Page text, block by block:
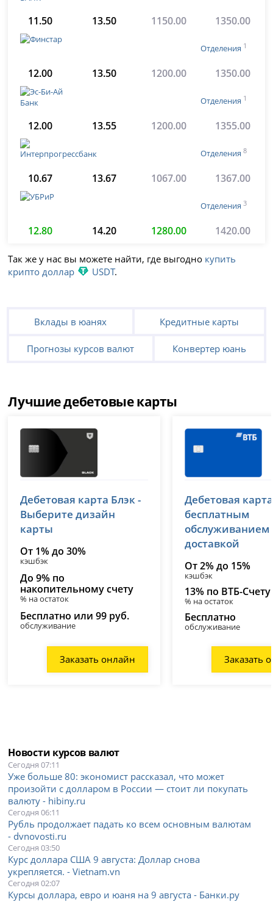
11.50 13.50 1150.00 1350.00
Отделения 1
12.00 13.50 1200.00 1350.00
Отделения 1
12.00 13.55 1200.00 1355.00
Отделения 8
10.67 13.67 1067.00 1367.00
Отделения 3
12.80 14.20 1280.00 1420.00
Так же у нас вы можете найти, где выгодно купить
крипто доллар
USDT.
Вклады в юанях Кредитные карты
Прогнозы курсов валют Конвертер юань
Лучшие дебетовые карты
лицензия № 2673
Дебетовая карта Блэк -
Выберите дизайн
карты
От 1% до 30%
кэшбэк
До 9% по
накопительному счету
% на остаток
Бесплатно или 99 руб.
обслуживание
Заказать онлайн
лицензия № 1000
Дебетовая
бесплатным
обслуживанием
доставкой
От 2% до 15%
кэшбэк
13% по ВТБ-Счету
% на остаток
Бесплатно
обслуживание
Заказать
Новости курсов валют
Сегодня 07:11
Уже больше 80: экономист рассказал, что может
произойти с долларом в России — стоит ли покупать
валюту - hibiny.ru
Сегодня 06:11
Рубль продолжает падать ко всем основным валютам
- dvnovosti.ru
Сегодня 03:50
Курс доллара США 9 августа: Доллар снова
укрепляется. - Vietnam.vn
Сегодня 02:07
Курсы доллара, евро и юаня на 9 августа - Банки.ру